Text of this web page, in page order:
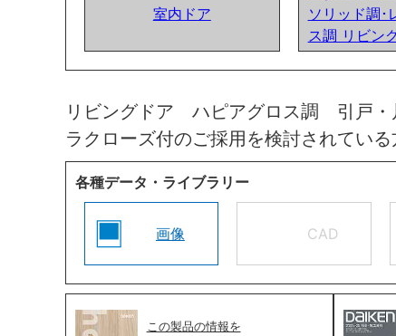
室内ドア
ソリッド調･
ス調 リビン
リビングドア ハピアグロス調 引
ラクローズ付のご採用を検討されてい
各種データ・ライブラリー
画像 CAD
この製品の情報を